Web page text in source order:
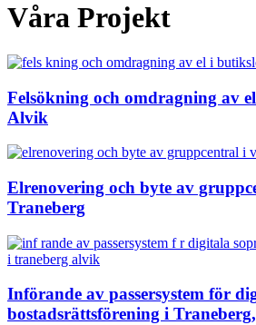
Våra Projekt
Felsökning och omdragning av
Alvik
Elrenovering och byte av
Traneberg
Införande av passersystem för
bostadsrättsförening i